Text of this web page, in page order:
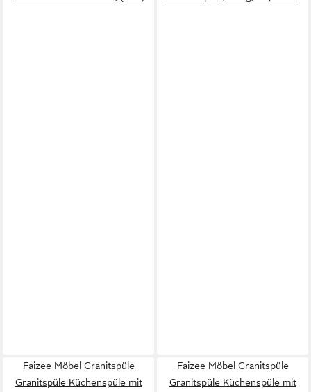
Faizee Möbel Granitspüle
Granitspüle Küchenspüle mit
Faizee Möbel Granitspüle
Granitspüle Küchenspüle mit